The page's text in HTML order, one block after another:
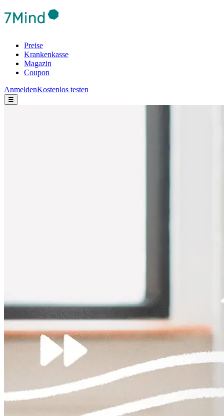
Preise
Krankenkasse
Magazin
Coupon
AnmeldenKostenlos testen
☰